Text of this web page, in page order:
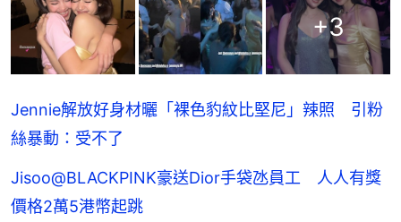
+3
Jennie解放好身材曬「裸色豹紋比堅尼」辣照 引粉
絲暴動：受不了
Jisoo@BLACKPINK豪送Dior手袋氹員工 人人有獎
價格2萬5港幣起跳